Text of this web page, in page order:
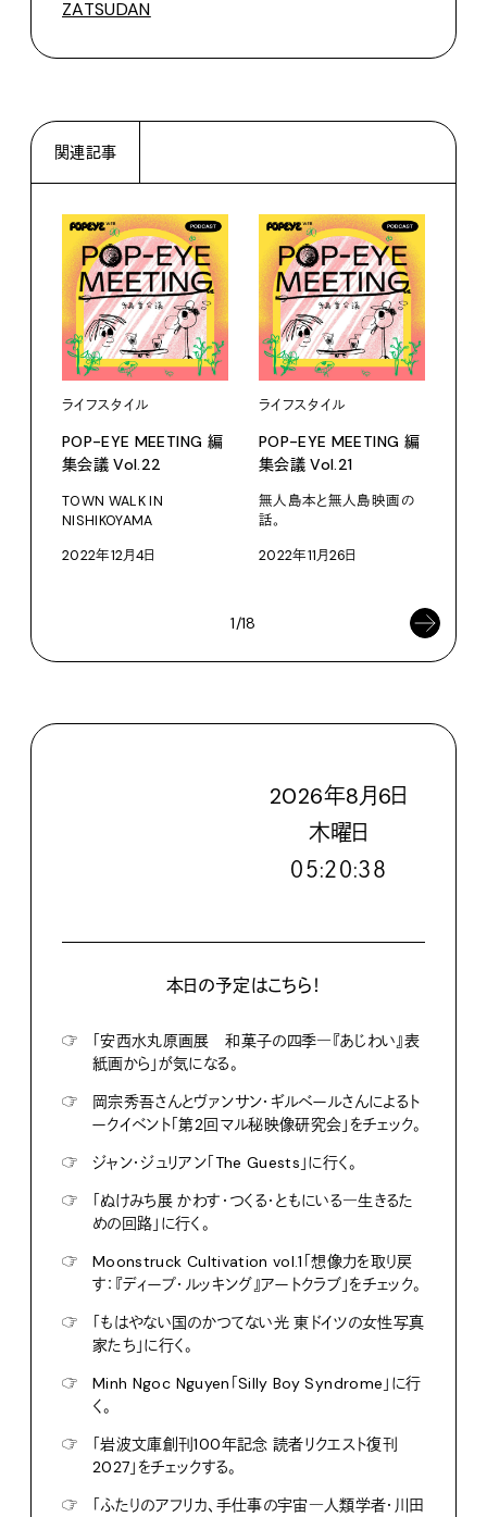
ZATSUDAN
関連記事
ライフスタイル
POP-EYE MEETING 編
集会議 Vol.22
TOWN WALK IN
NISHIKOYAMA
2022年12月4日
ライフスタイル
POP-EYE MEETING 編
集会議 Vol.21
無人島本と無人島映画の
話。
2022年11月26日
1/18
2026年8月6日
木曜日
０５:２０:３９
本日の予定はこちら！
☞
「安西水丸原画展 和菓子の四季―『あじわい』表
紙画から」が気になる。
☞
岡宗秀吾さんとヴァンサン・ギルベールさんによるト
ークイベント「第2回マル秘映像研究会」をチェック。
☞
ジャン・ジュリアン「The Guests」に行く。
☞
「ぬけみち展 かわす・つくる・ともにいる―生きるた
めの回路」に行く。
☞
Moonstruck Cultivation vol.1「想像力を取り戻
す：『ディープ・ルッキング』アートクラブ」をチェック。
☞
「もはやない国のかつてない光 東ドイツの女性写真
家たち」に行く。
☞
Minh Ngoc Nguyen「Silly Boy Syndrome」に行
く。
☞
「岩波文庫創刊100年記念 読者リクエスト復刊
2027」をチェックする。
☞
「ふたりのアフリカ、手仕事の宇宙―人類学者・川田